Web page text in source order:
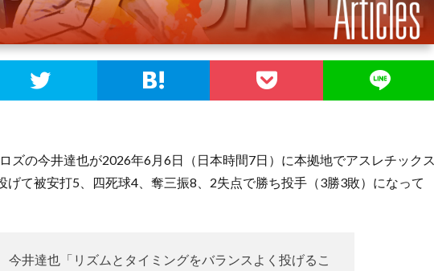
ズの今井達也が2026年6月6日（日本時間7日）に本拠地でアスレチックス
げて被安打5、四死球4、奪三振8、2失点で勝ち投手（3勝3敗）になって
今井達也「リズムとタイミングをバランスよく投げるこ